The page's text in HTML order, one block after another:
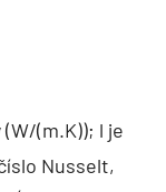
(m.K)); l je
Nusselt,